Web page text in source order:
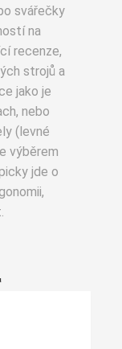
svářečky
na
recenze,
strojů a
jako je
nebo
(levné
výběrem
jde o